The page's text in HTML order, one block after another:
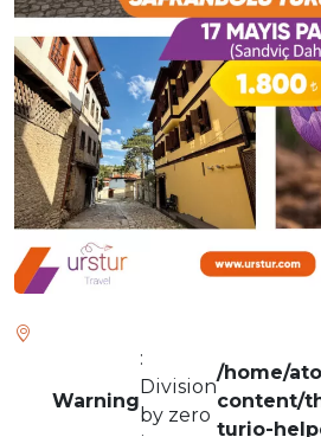
Warning
:
Division
by zero
/home/
content/
turio-